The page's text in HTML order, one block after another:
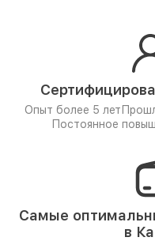
Опыт более 5 лет
Постоянное
Самые
в